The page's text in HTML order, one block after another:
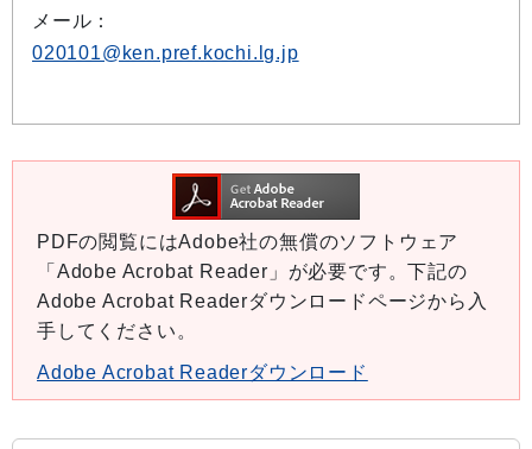
メール：
020101@ken.pref.kochi.lg.jp
PDFの閲覧にはAdobe社の無償のソフトウェア
「Adobe Acrobat Reader」が必要です。下記の
Adobe Acrobat Readerダウンロードページから入
手してください。
Adobe Acrobat Readerダウンロード